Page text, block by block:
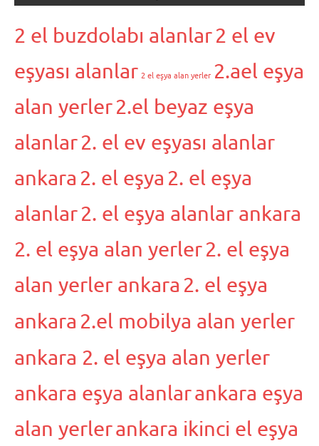
2 el buzdolabı alanlar2 el ev
eşyası alanlar 2 el eşya alan yerler 2.ael eşya
alan yerler2.el beyaz eşya
alanlar2. el ev eşyası alanlar
ankara 2. el eşya 2. el eşya
alanlar2. el eşya alanlar ankara
2. el eşya alan yerler2. el eşya
alan yerler ankara 2. el eşya
ankara 2.el mobilya alan yerler
ankara 2. el eşya alan yerler
ankara eşya alanlarankara eşya
alan yerlerankara ikinci el eşya